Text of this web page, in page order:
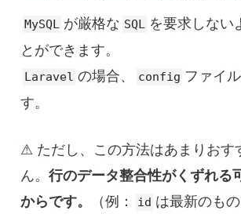
MySQL が厳格な SQL を要求しない
とができます。
Laravel の場合、 config ファイ
す。
⚠ ただし、この方法はあまりおす
ん。行のデータ整合性がくずれる
からです。
（例： id は最新のもの